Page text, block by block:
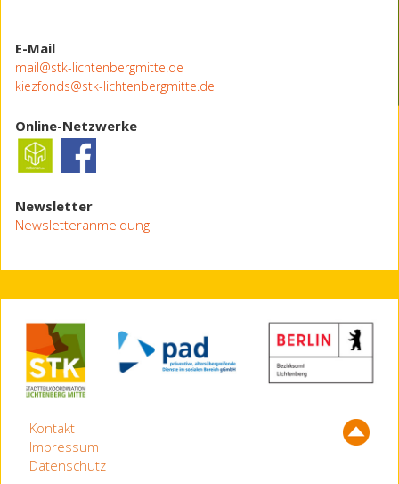
E-Mail
mail@stk-lichtenbergmitte.de
kiezfonds@stk-lichtenbergmitte.de
Online-Netzwerke
Newsletter
Newsletteranmeldung
Kontakt
Impressum
Datenschutz